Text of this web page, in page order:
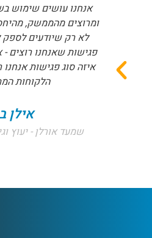
אנחנו עושים שימוש
ומרוצים מהממשק,
לא רק שיודעים
פגישות שאנחנו רוצים
איזה סוג פגישות
הלקוחות
אילן
שמעד אורלן - יעוץ